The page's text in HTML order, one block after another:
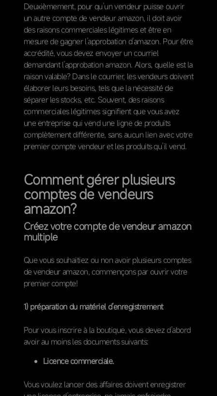
Deuxièmement, pour qu’un vendeur puisse ouvrir
un autre compte de vendeur amazon, il doit avoir
des raisons commerciales légitimes et être en
mesure de gagner l’approbation d’amazon. Pour être
accrédité, vous devez envoyer un courriel
demandant l’approbation amazon. Alors, quelle est la
raison valable? Dans le courrier, les vendeurs doivent
élaborer leurs besoins, tels que la nécessité de
séparer les stocks, etc. Souvent, des raisons
commerciales légitimes signifient que vous avez
une entreprise qui vend une ligne de produits
complètement différente, sans aucun lien avec votre
premier compte vendeur et les produits qu’il vend.
Comment gérer plusieurs
comptes de vendeurs
amazon?
Créez votre compte de vendeur amazon
multiple
Que vous souhaitiez ou non avoir plusieurs comptes
de vendeur amazon, commençons par ouvrir votre
premier compte!
1) préparation du matériel d’enregistrement
Pour vous inscrire à la boutique, vous devez d’abord
avoir au moins les documents suivants:
Licence commerciale.
Vous voulez lancer des affaires doivent enregistrer